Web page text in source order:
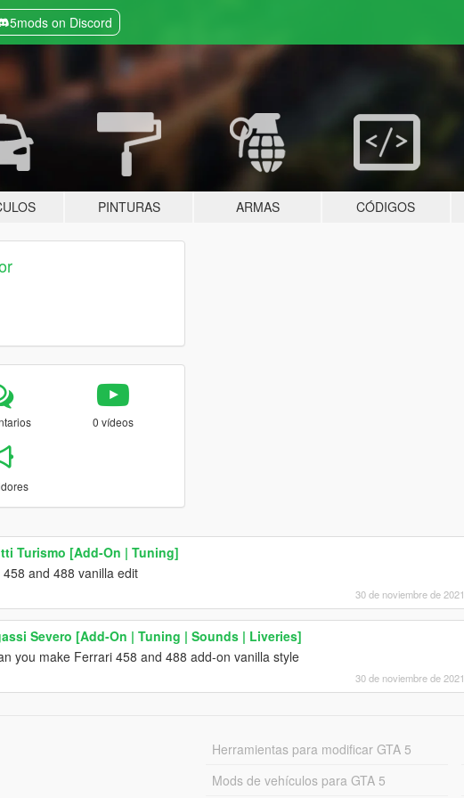
5mods on Discord
PINTURAS ARMAS CÓDIGOS
0 vídeos
Turismo [Add-On | Tuning]
and 488 vanilla edit
30 de noviembre de 2021
Severo [Add-On | Tuning | Sounds | Liveries]
you make Ferrari 458 and 488 add-on vanilla style
30 de noviembre de 2021
Herramientas para modificar GTA 5
Mods de vehículos para GTA 5